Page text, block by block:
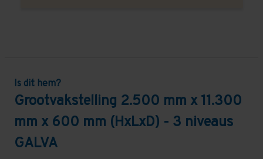
Is dit hem?
Grootvakstelling 2.500 mm x 11.300
mm x 600 mm (HxLxD) - 3 niveaus
GALVA